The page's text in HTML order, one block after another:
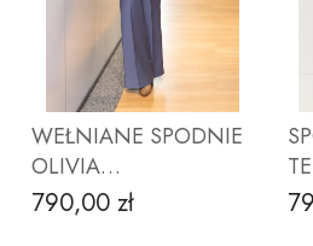
ZOBACZ PRODUKT
WEŁNIANE SPODNIE
OLIVIA
SZARONIEBIESKIE
Cena
790,00 zł